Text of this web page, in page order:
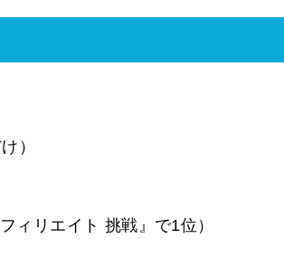
）
ィリエイト 挑戦』で1位）